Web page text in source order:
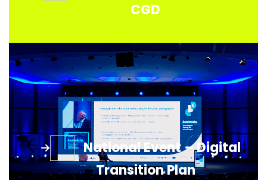
CGD
National Event – Digital
Transition Plan